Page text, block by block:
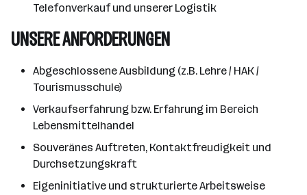
Telefonverkauf und unserer Logistik
UNSERE ANFORDERUNGEN
Abgeschlossene Ausbildung (z.B. Lehre / HAK /
Tourismusschule)
Verkaufserfahrung bzw. Erfahrung im Bereich
Lebensmittelhandel
Souveränes Auftreten, Kontaktfreudigkeit und
Durchsetzungskraft
Eigeninitiative und strukturierte Arbeitsweise